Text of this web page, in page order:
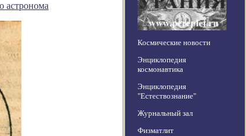
астронома
Космические новости
Энциклопедия
космонавтика
Энциклопедия
"Естествознание"
Журнальный зал
Физматлит